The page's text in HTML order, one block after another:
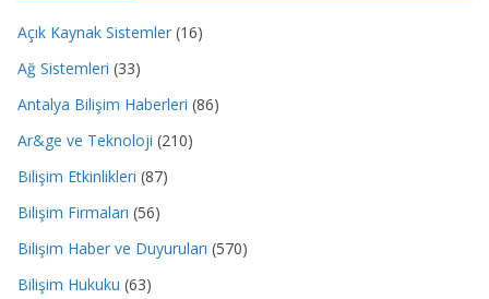
Açık Kaynak Sistemler (16)
Ağ Sistemleri (33)
Antalya Bilişim Haberleri (86)
Ar&ge ve Teknoloji (210)
Bilişim Etkinlikleri (87)
Bilişim Firmaları (56)
Bilişim Haber ve Duyuruları (570)
Bilişim Hukuku (63)